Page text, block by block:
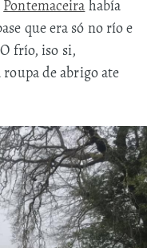
Pontemaceira había
que era só no río e
frío, iso si,
de abrigo ate